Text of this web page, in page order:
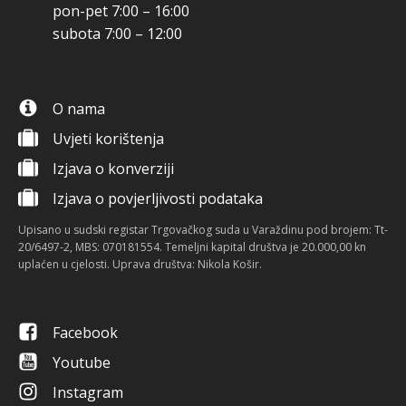
pon-pet 7:00 – 16:00
subota 7:00 – 12:00
O nama
Uvjeti korištenja
Izjava o konverziji
Izjava o povjerljivosti podataka
Upisano u sudski registar Trgovačkog suda u Varaždinu pod brojem: Tt-
20/6497-2, MBS: 070181554. Temeljni kapital društva je 20.000,00 kn
uplaćen u cjelosti. Uprava društva: Nikola Košir.
Facebook
Youtube
Instagram